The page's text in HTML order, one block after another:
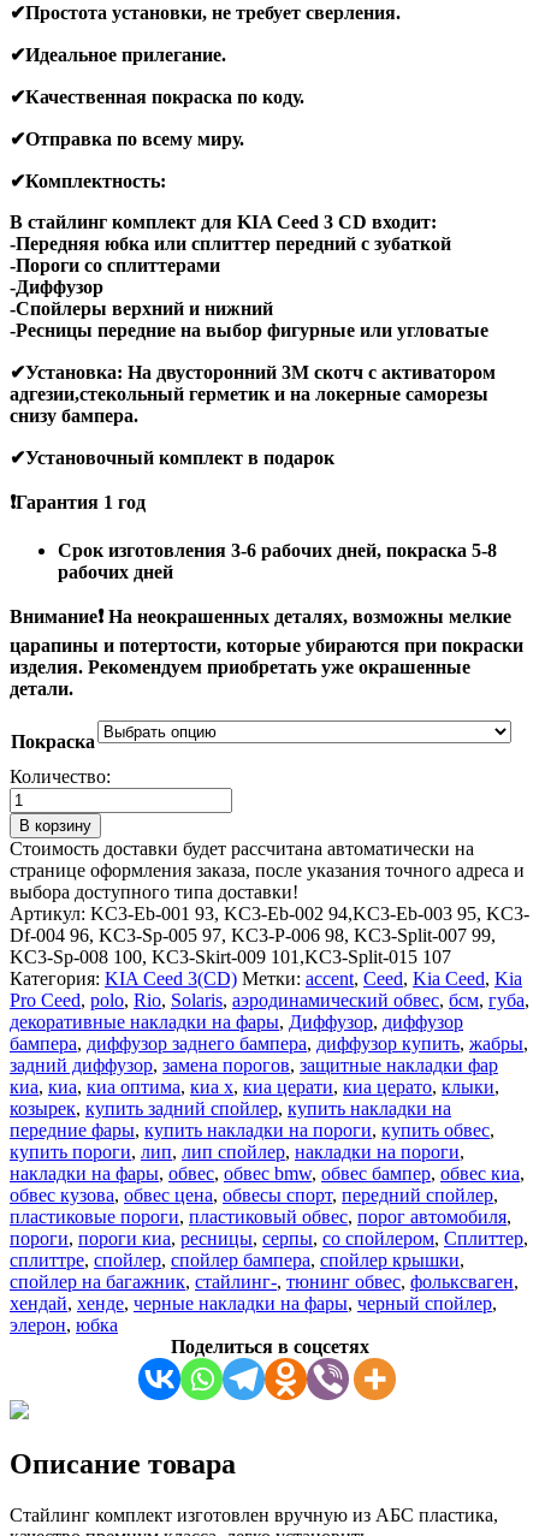
✔Простота установки, не требует сверления.
✔Идеальное прилегание.
✔Качественная покраска по коду.
✔Отправка по всему миру.
✔Комплектность:
В стайлинг комплект для KIA Ceed 3 CD входит:
-Передняя юбка или сплиттер передний с зубаткой
-Пороги со сплиттерами
-Диффузор
-Спойлеры верхний и нижний
-Ресницы передние на выбор фигурные или угловатые
✔Установка: На двусторонний 3М скотч с активатором
адгезии,стекольный герметик и на локерные саморезы
снизу бампера.
✔Установочный комплект в подарок
❗Гарантия 1 год
Срок изготовления 3-6 рабочих дней, покраска 5-8
рабочих дней
Внимание❗ На​ неокрашенных деталях, возможны мелкие
царапины и потертости, которые убираются при покраски
изделия. Рекомендуем приобретать уже окрашенные
детали.
Покраска
Количество:
Количество
товара
Стайлинг
комплект
для
KIA
Ceed
3
Хетчбек
(HB)
CD
2018-
2021
В корзину
Стоимость доставки будет рассчитана автоматически на
странице оформления заказа, после указания точного адреса и
выбора доступного типа доставки!
Артикул: KC3-Eb-001 93, KC3-Eb-002 94,KC3-Eb-003 95, KC3-
Df-004 96, KC3-Sp-005 97, KC3-P-006 98, KC3-Split-007 99,
KC3-Sp-008 100, KC3-Skirt-009 101,KC3-Split-015 107
Категория: KIA Ceed 3(CD) Метки: accent, Ceed, Kia Ceed, Kia
Pro Ceed, polo, Rio, Solaris, аэродинамический обвес, бсм, губа,
декоративные накладки на фары, Диффузор, диффузор
бампера, диффузор заднего бампера, диффузор купить, жабры,
задний диффузор, замена порогов, защитные накладки фар
киа, киа, киа оптима, киа х, киа церати, киа церато, клыки,
козырек, купить задний спойлер, купить накладки на
передние фары, купить накладки на пороги, купить обвес,
купить пороги, лип, лип спойлер, накладки на пороги,
накладки на фары, обвес, обвес bmw, обвес бампер, обвес киа,
обвес кузова, обвес цена, обвесы спорт, передний спойлер,
пластиковые пороги, пластиковый обвес, порог автомобиля,
пороги, пороги киа, ресницы, серпы, со спойлером, Сплиттер,
сплиттре, спойлер, спойлер бампера, спойлер крышки,
спойлер на багажник, стайлинг-, тюнинг обвес, фольксваген,
хендай, хенде, черные накладки на фары, черный спойлер,
элерон, юбка
Поделиться в соцсетях
Описание товара
Стайлинг комплект изготовлен вручную из АБС пластика,